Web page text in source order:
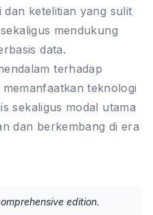
dan ketelitian yang sulit
mendukung
data.
terhadap
teknologi
sekaligus modal utama
dan berkembang di era
edition.